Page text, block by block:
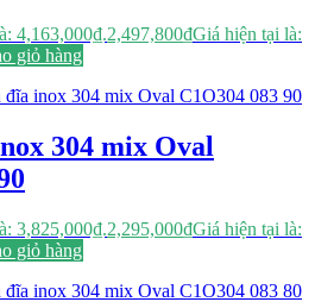
4,163,000₫.2,497,800₫Giá hiện tại là:
giỏ hàng
304 mix Oval
3,825,000₫.2,295,000₫Giá hiện tại là:
giỏ hàng